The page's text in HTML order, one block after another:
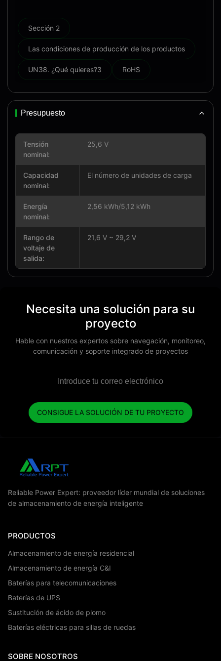
Sección 2
Las condiciones de producción de los productos
UN38. ¿Qué quieres?3 RoHS
Presupuesto
Tensión
nominal:
25,6 V
Capacidad
nominal:
El número de unidades de carga
Energía
nominal:
2,56 kWh/5,12 kWh
Rango de
voltaje de
salida:
21,6 V ~ 29,2 V
Necesita una solución para su
proyecto
Hable con nuestros expertos sobre navegación, monitoreo,
comunicación y soporte integrado de proyectos
CONSIGUE LA SOLUCIÓN DE TU PROYECTO
Reliable Power Expert: proveedor líder mundial de soluciones
de almacenamiento de energía inteligente
PRODUCTOS
Almacenamiento de energía residencial
Almacenamiento de energía C&I
Baterías para telecomunicaciones
Baterías de UPS
Sustitución de ácido de plomo
Baterías eléctricas para sillas de ruedas
SOBRE NOSOTROS